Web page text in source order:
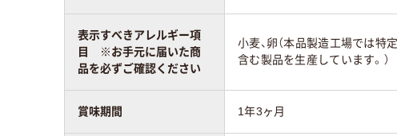
表示すべきアレルギー項
目 ※お手元に届いた商
品を必ずご確認ください
小麦、卵（本品製造工場では特
含む製品を生産しています。）
賞味期間 1年3ヶ月